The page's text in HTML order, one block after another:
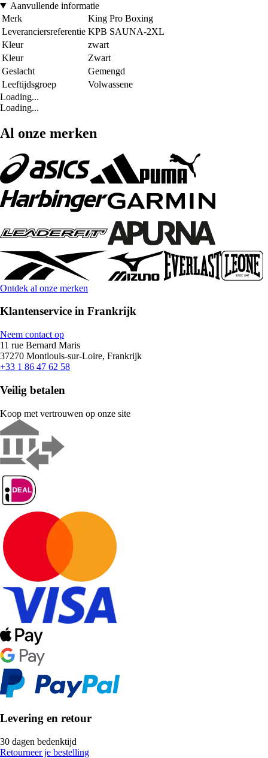
Aanvullende informatie
Merk
King Pro Boxing
Leveranciersreferentie KPB SAUNA-2XL
Kleur
zwart
Kleur
Zwart
Geslacht
Gemengd
Leeftijdsgroep
Volwassene
Loading...
Loading...
Al onze merken
Ontdek al onze merken
Klantenservice in Frankrijk
Neem contact op
11 rue Bernard Maris
37270 Montlouis-sur-Loire, Frankrijk
+33 1 86 47 62 58
Veilig betalen
Koop met vertrouwen op onze site
Levering en retour
30 dagen bedenktijd
Retourneer je bestelling